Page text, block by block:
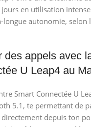
en utilisation intense
autonomie, selon
des appels avec
U Leap4 au
Smart Connectée U
5.1, te permettant de
depuis ton